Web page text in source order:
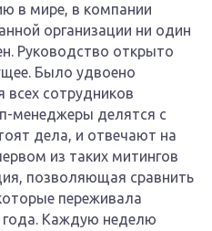
в мире, в компании
организации ни один
Руководство открыто
Было удвоено
всех сотрудников
менеджеры делятся с
дела, и отвечают на
из таких митингов
позволяющая сравнить
переживала
года. Каждую неделю